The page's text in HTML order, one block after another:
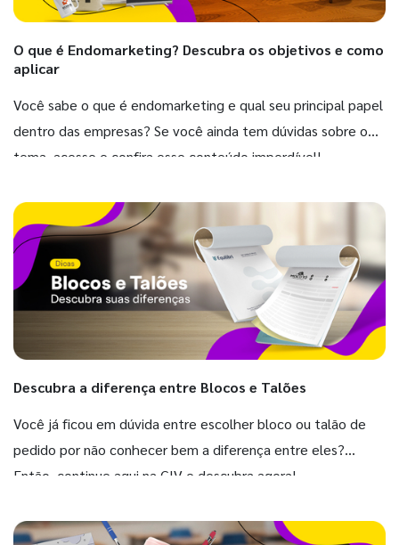
O que é Endomarketing? Descubra os objetivos e como
aplicar
Você sabe o que é endomarketing e qual seu principal papel
dentro das empresas? Se você ainda tem dúvidas sobre o
tema, acesse e confira esse conteúdo imperdível!
Descubra a diferença entre Blocos e Talões
Você já ficou em dúvida entre escolher bloco ou talão de
pedido por não conhecer bem a diferença entre eles?
Então, continue aqui na GIV e descubra agora!